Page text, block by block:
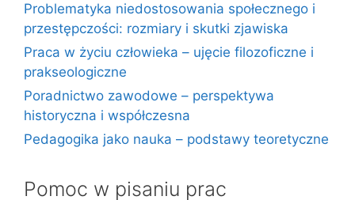
Problematyka niedostosowania społecznego i
przestępczości: rozmiary i skutki zjawiska
Praca w życiu człowieka – ujęcie filozoficzne i
prakseologiczne
Poradnictwo zawodowe – perspektywa
historyczna i współczesna
Pedagogika jako nauka – podstawy teoretyczne
Pomoc w pisaniu prac